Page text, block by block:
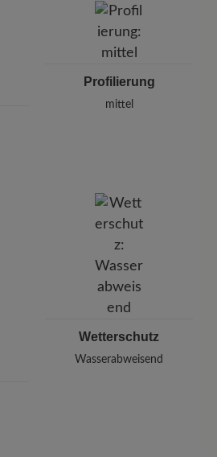
Profilierung
mittel
Wetterschutz
Wasserabweisend